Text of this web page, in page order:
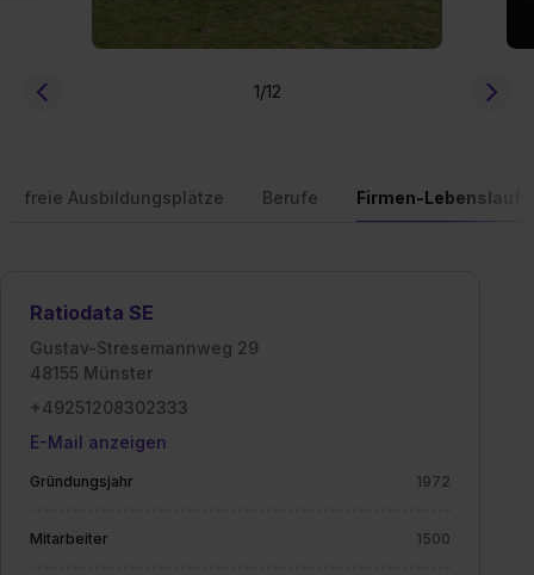
1/12
freie Ausbildungsplätze Berufe Firmen-Lebenslauf
Ratiodata SE
Gustav-Stresemannweg 29
48155 Münster
+49251208302333
E-Mail anzeigen
Gründungsjahr 1972
Mitarbeiter 1500